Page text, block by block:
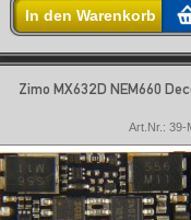
In den Warenkorb
Zimo MX632D NEM660
Art.Nr.: 39-